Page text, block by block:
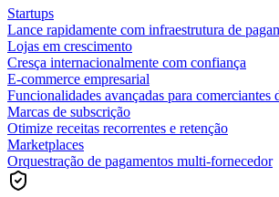
Startups
Lance rapidamente com infraestrutura de
Lojas em crescimento
Cresça internacionalmente com confiança
E-commerce empresarial
Funcionalidades avançadas para comerciantes
Marcas de subscrição
Otimize receitas recorrentes e retenção
Marketplaces
Orquestração de pagamentos multi-fornecedor